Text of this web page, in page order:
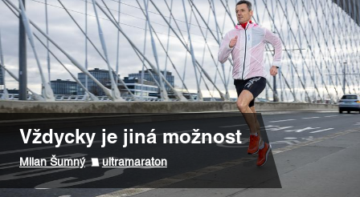
Vždycky je jiná možnost
Milan Šumný ultramaraton